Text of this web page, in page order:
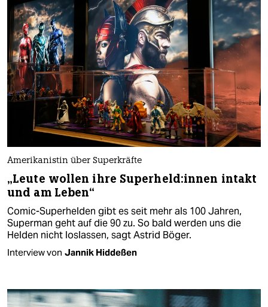
Amerikanistin über Superkräfte
„Leute wollen ihre Su­per­hel­d:in­nen intakt
und am Leben“
Comic-Superhelden gibt es seit mehr als 100 Jahren,
Superman geht auf die 90 zu. So bald werden uns die
Helden nicht loslassen, sagt Astrid Böger.
Interview von Jannik Hiddeßen